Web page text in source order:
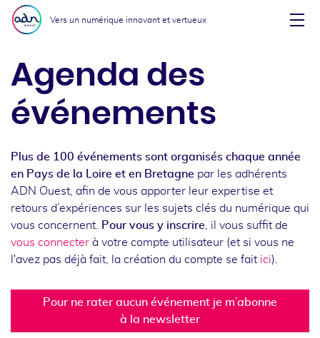
Aller au menu
Aller au contenu
Vers un numérique innovant et vertueux
Agenda des
événements
Plus de 100 événements sont organisés chaque année
en Pays de la Loire et en Bretagne par les adhérents
ADN Ouest, afin de vous apporter leur expertise et
retours d’expériences sur les sujets clés du numérique qui
vous concernent.
Pour vous y inscrire , il vous suffit de
vous connecter à votre compte utilisateur (et si vous ne
l'avez pas déjà fait, la création du compte se fait ici).
Pour ne rater aucun événement je m’abonne
à la newsletter